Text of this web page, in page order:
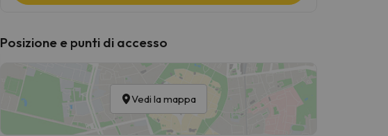
Posizione e punti di accesso
Vedi la mappa